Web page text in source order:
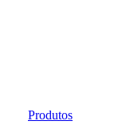
Produtos